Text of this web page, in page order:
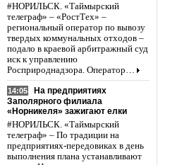
#НОРИЛЬСК. «Таймырский
телеграф» – «РостТех» –
региональный оператор по вывозу
твердых коммунальных отходов –
подало в краевой арбитражный суд
иск к управлению
Росприроднадзора. Оператор…
14:05
На предприятиях
Заполярного филиала
«Норникеля» зажигают елки
#НОРИЛЬСК. «Таймырский
телеграф» – По традиции на
предприятиях-передовиках в день
выполнения плана устанавливают